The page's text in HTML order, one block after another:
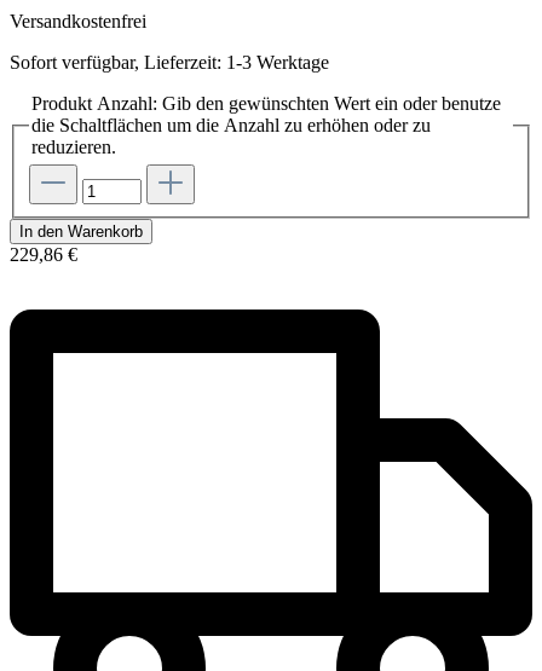
Versandkostenfrei
Sofort verfügbar, Lieferzeit: 1-3 Werktage
Produkt Anzahl: Gib den gewünschten Wert ein oder benutze
die Schaltflächen um die Anzahl zu erhöhen oder zu
reduzieren.
In den Warenkorb
229,86 €